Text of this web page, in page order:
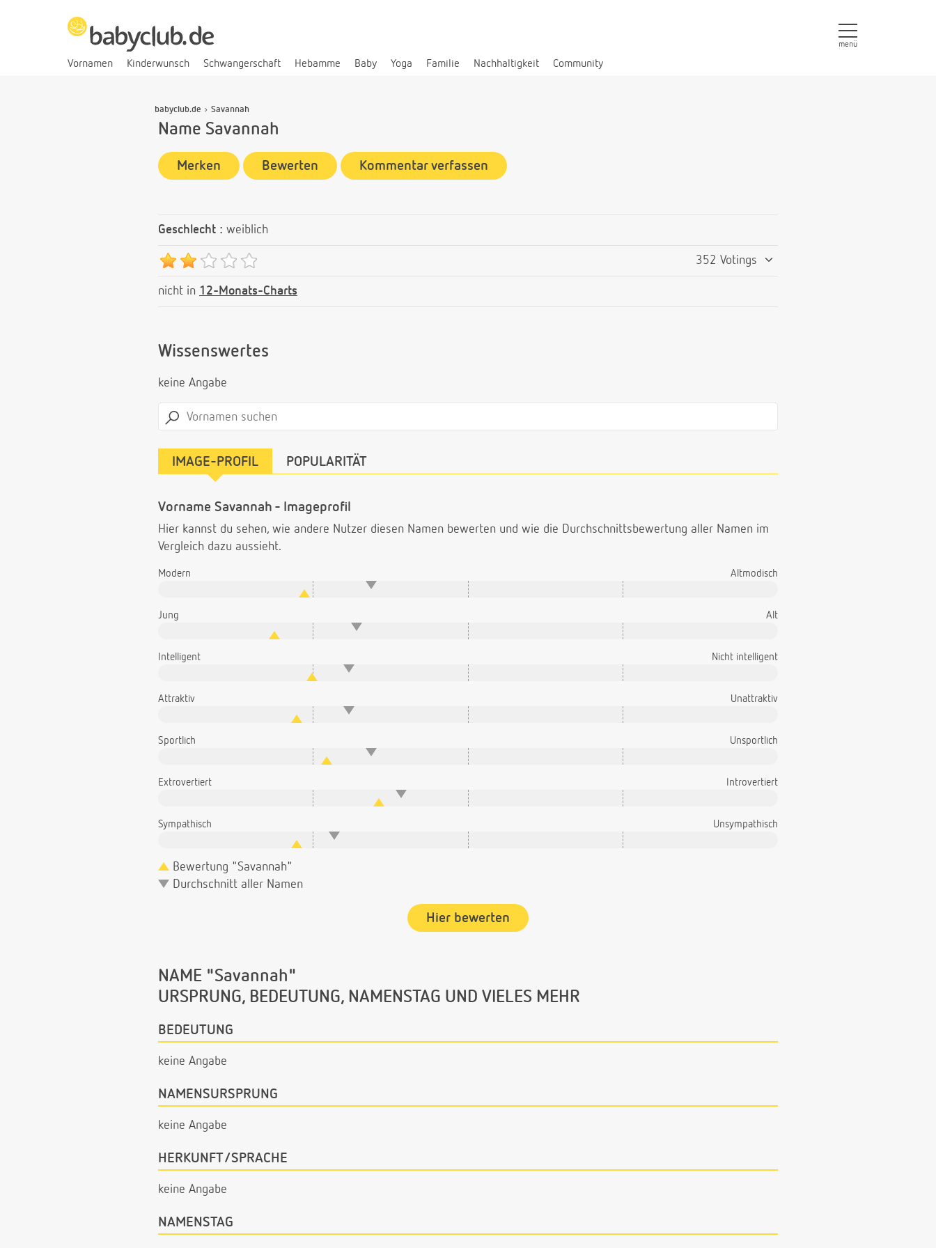
Vornamen Kinderwunsch Schwangerschaft Hebamme Baby Yoga Familie Nachhaltigkeit Community
menü
babyclub.de Savannah
Name Savannah
Merken Bewerten Kommentar verfassen
Geschlecht : weiblich
352 Votings
nicht in 12-Monats-Charts
Wissenswertes
keine Angabe
IMAGE-PROFIL POPULARITÄT
Vorname Savannah - Imageprofil
Hier kannst du sehen, wie andere Nutzer diesen Namen bewerten und wie die Durchschnittsbewertung aller Namen im
Vergleich dazu aussieht.
Modern Altmodisch
Jung Alt
Intelligent Nicht intelligent
Attraktiv Unattraktiv
Sportlich Unsportlich
Extrovertiert Introvertiert
Sympathisch Unsympathisch
Bewertung "Savannah"
Durchschnitt aller Namen
Hier bewerten
NAME "Savannah"
URSPRUNG, BEDEUTUNG, NAMENSTAG UND VIELES MEHR
BEDEUTUNG
keine Angabe
NAMENSURSPRUNG
keine Angabe
HERKUNFT/SPRACHE
keine Angabe
NAMENSTAG